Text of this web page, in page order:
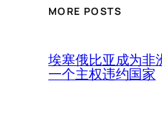
MORE POSTS
埃塞俄比亚成为非
一个主权违约国家